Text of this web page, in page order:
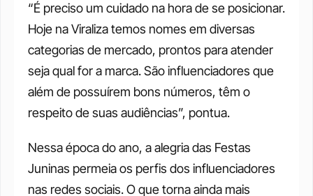
“É preciso um cuidado na hora de se posicionar.
Hoje na Viraliza temos nomes em diversas
categorias de mercado, prontos para atender
seja qual for a marca. São influenciadores que
além de possuírem bons números, têm o
respeito de suas audiências”, pontua.
Nessa época do ano, a alegria das Festas
Juninas permeia os perfis dos influenciadores
nas redes sociais. O que torna ainda mais